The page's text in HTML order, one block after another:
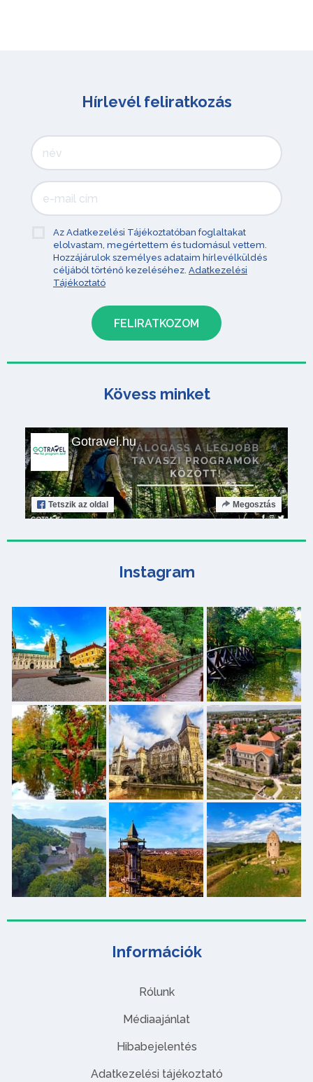
Információk
Rólunk
Médiaajánlat
Hibabejelentés
Adatkezelési tájékoztató
Hírlevél feliratkozás
Az Adatkezelési Tájékoztatóban foglaltakat
elolvastam, megértettem és tudomásul vettem.
Hozzájárulok személyes adataim hírlevélküldés
céljából történő kezeléséhez. Adatkezelési
Tájékoztató
Kövess minket
Gotravel.hu
Tetszik az oldal Megosztás
Instagram